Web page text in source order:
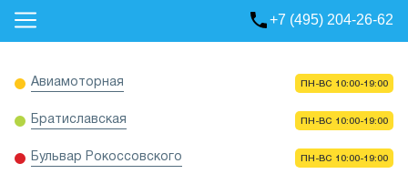
+7 (495) 204-26-62
Авиамоторная ПН-ВС 10:00-19:00
Братиславская ПН-ВС 10:00-19:00
Бульвар Рокоссовского ПН-ВС 10:00-19:00